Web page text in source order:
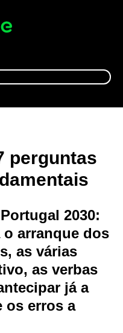
perguntas
Portugal 2030:
o arranque dos
as várias
, as verbas
já a
os erros a